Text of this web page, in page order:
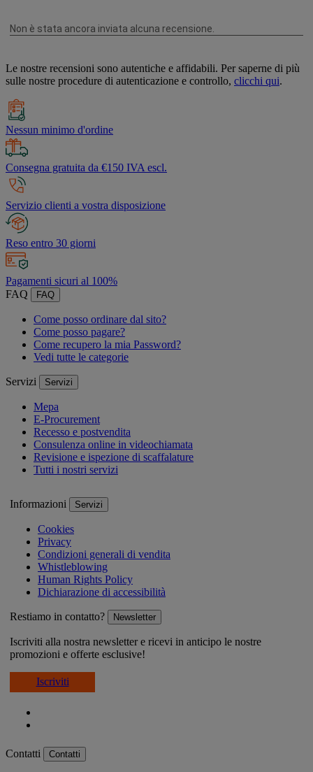
Le nostre recensioni sono autentiche e affidabili. Per saperne di più
sulle nostre procedure di autenticazione e controllo, clicchi qui.
Nessun minimo d'ordine
Consegna gratuita da €150 IVA escl.
Servizio clienti a vostra disposizione
Reso entro 30 giorni
Pagamenti sicuri al 100%
FAQ
FAQ
Come posso ordinare dal sito?
Come posso pagare?
Come recupero la mia Password?
Vedi tutte le categorie
Servizi Servizi
Mepa
E-Procurement
Recesso e postvendita
Consulenza online in videochiamata
Revisione e ispezione di scaffalature
Tutti i nostri servizi
Informazioni Servizi
Cookies
Privacy
Condizioni generali di vendita
Whistleblowing
Human Rights Policy
Dichiarazione di accessibilità
Restiamo in contatto? Newsletter
Iscriviti alla nostra newsletter e ricevi in anticipo le nostre
promozioni e offerte esclusive!
Iscriviti
Contatti Contatti